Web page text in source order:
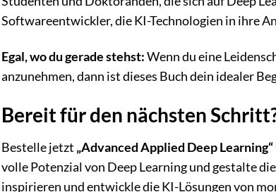
Softwareentwickler, die KI-Technologien in ihre
Egal, wo du gerade stehst:Wenn du eine
anzunehmen, dann ist dieses Buch dein idealer
Bereit für den nächsten
Bestelle jetzt „Advanced Applied Deep Learning“
volle Potenzial von Deep Learning und gestalte
inspirieren und entwickle die KI-Lösungen von